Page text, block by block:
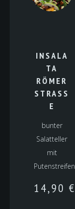
INSALA
TA
RÖMER
STRASSE
bunter
Salatteller
mit
Putenstreifen
14,90 €